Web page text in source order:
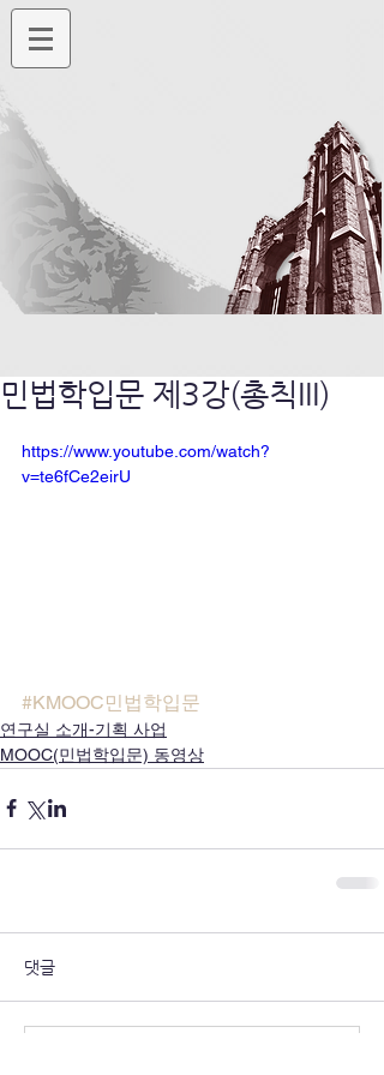
민법학입문 제3강(총칙III)
https://www.youtube.com/watch?
v=te6fCe2eirU
#KMOOC민법학입문
연구실 소개-기획 사업
MOOC(민법학입문) 동영상
댓글